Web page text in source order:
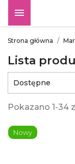

Strona główna
Lista
Dostępne
Pokazano 1-34
Nowy